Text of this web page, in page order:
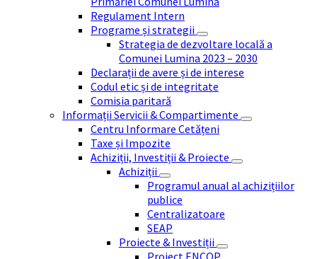
Regulament Intern
Programe și strategii
Strategia de dezvoltare locală a
Comunei Lumina 2023 – 2030
Declarații de avere și de interese
Codul etic și de integritate
Comisia paritară
Informații Servicii & Compartimente
Centru Informare Cetățeni
Taxe și Impozite
Achiziții, Investiții & Proiecte
Achiziții
Programul anual al achizițiilor
publice
Centralizatoare
SEAP
Proiecte & Investiții
Proiect ENCOP